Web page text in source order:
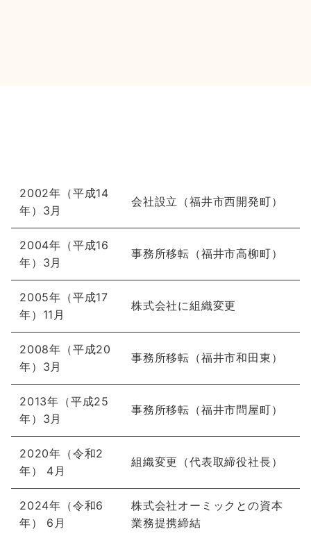
2002年（平成14
年）3月
会社設立（福井市西開発町）
2004年（平成16
年）3月
事務所移転（福井市高柳町）
2005年（平成17
年）11月
株式会社に組織変更
2008年（平成20
年）3月
事務所移転（福井市和田東）
2013年（平成25
年）3月
事務所移転（福井市問屋町）
2020年（令和2
年） 4月
組織変更（代表取締役社長）
2024年（令和6
年） 6月
株式会社オーミック との資本
業務提携締結